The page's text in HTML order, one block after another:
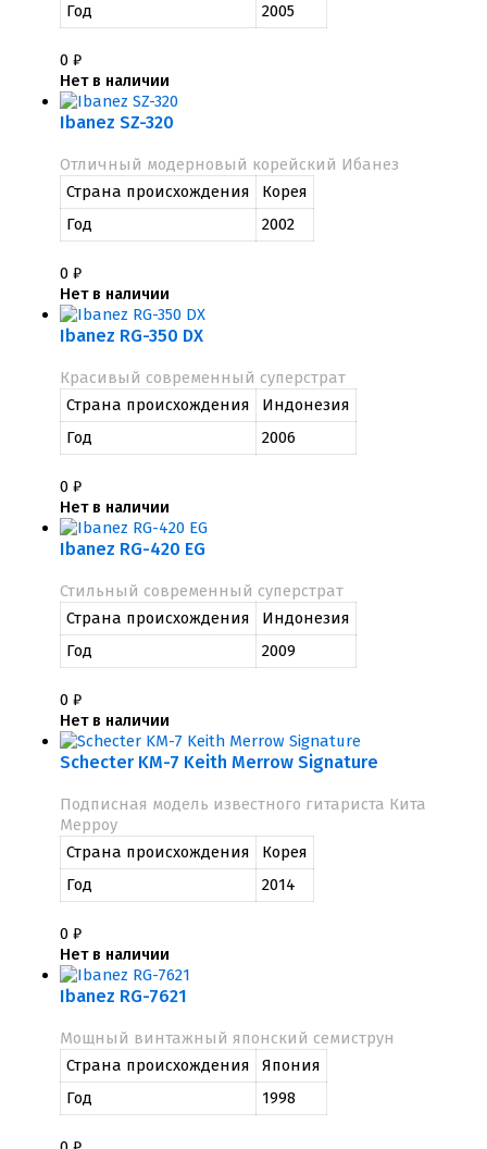
Год
2005
0 ₽
Нет в наличии
Ibanez SZ-320
Отличный модерновый корейский Ибанез
Страна происхождения
Корея
Год
2002
0 ₽
Нет в наличии
Ibanez RG-350 DX
Красивый современный суперстрат
Страна происхождения
Индонезия
Год
2006
0 ₽
Нет в наличии
Ibanez RG-420 EG
Стильный современный суперстрат
Страна происхождения
Индонезия
Год
2009
0 ₽
Нет в наличии
Schecter KM-7 Keith Merrow Signature
Подписная модель известного гитариста Кита
Мерроу
Страна происхождения
Корея
Год
2014
0 ₽
Нет в наличии
Ibanez RG-7621
Мощный винтажный японский семиструн
Страна происхождения
Япония
Год
1998